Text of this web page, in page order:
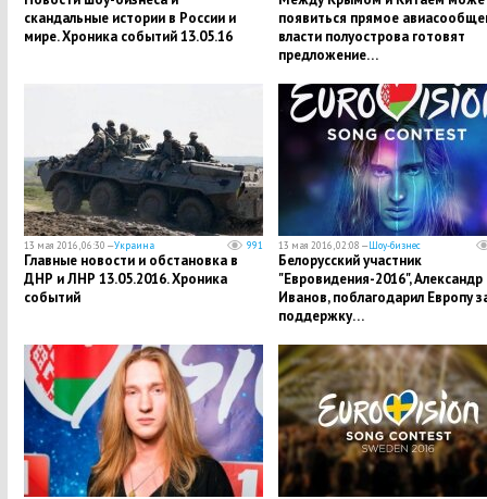
скандальные истории в России и
мире. Хроника событий 13.05.16
появиться прямое
власти полуострова готовят
предложение…
13 мая 2016, 06:30 —Украина 991
Главные новости и обстановка в
ДНР и ЛНР 13.05.2016. Хроника
событий
13 мая 2016, 02:08 —Шоу-бизнес
Белорусский участник
"Евровидения-2016", Александр
Иванов, поблагодарил Европу
поддержку…